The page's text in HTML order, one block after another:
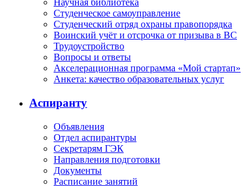
Научная библиотека
Студенческое самоуправление
Студенческий отряд охраны правопорядка
Воинский учёт и отсрочка от призыва в ВС
Трудоустройство
Вопросы и ответы
Акселерационная программа «Мой стартап»
Анкета: качество образовательных услуг
Аспиранту
Объявления
Отдел аспирантуры
Секретарям ГЭК
Направления подготовки
Документы
Расписание занятий